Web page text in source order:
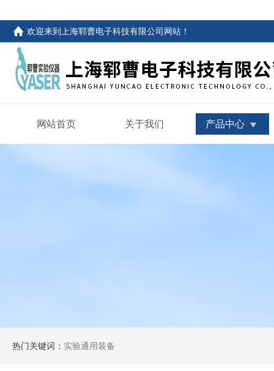
欢迎来到 上海郓曹电子科技有限公司网站 ！
网站首页 关于我们 产品中心
热门关键词： 实验通用装备